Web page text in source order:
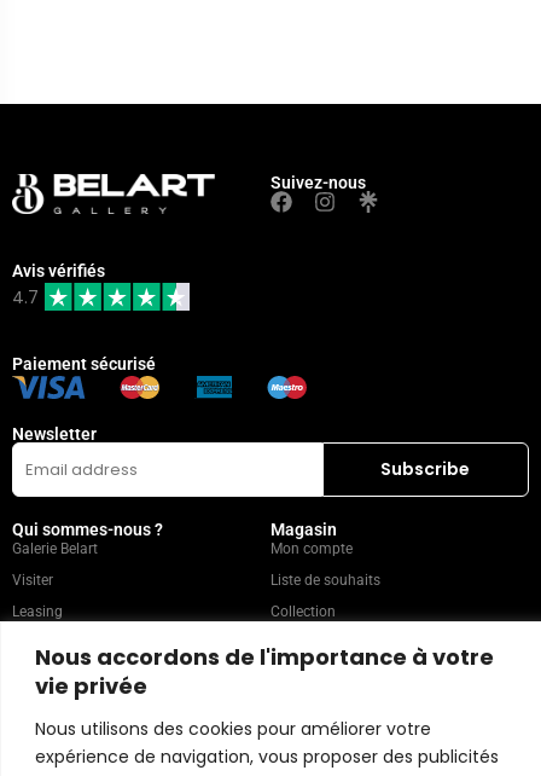
Nous accordons de l'importance à votre
vie privée
Nous utilisons des cookies pour améliorer votre
expérience de navigation, vous proposer des publicités
Suivez-nous
Avis vérifiés
4.7
Paiement sécurisé
Newsletter
Qui sommes-nous ?
Galerie Belart
Visiter
Leasing
Magasin
Mon compte
Liste de souhaits
Collection
Technique mixte
Peinture
Magazine
Contact